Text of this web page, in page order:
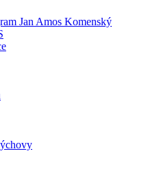
Jan Amos Komenský